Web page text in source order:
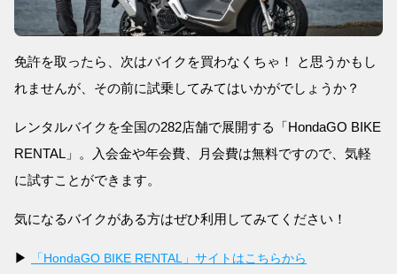
免許を取ったら、次はバイクを買わなくちゃ！ と思うかもし
れませんが、その前に試乗してみてはいかがでしょうか？
レンタルバイクを全国の282店舗で展開する「HondaGO BIKE
RENTAL」。入会金や年会費、月会費は無料ですので、気軽
に試すことができます。
気になるバイクがある方はぜひ利用してみてください！
▶ 「HondaGO BIKE RENTAL」サイトはこちらから